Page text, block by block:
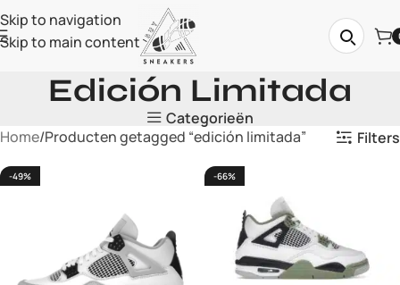
Skip to navigation
Skip to main content
Edición Limitada
Categorieën
Home Producten getagged “edición limitada” Filters
-49% -66%